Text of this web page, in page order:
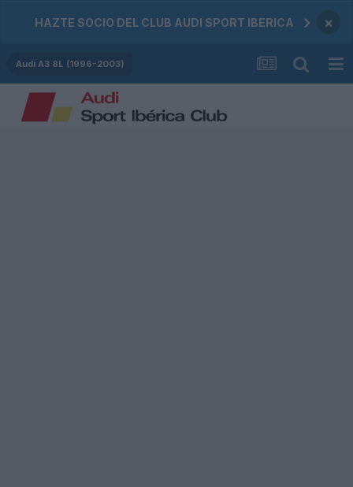
HAZTE SOCIO DEL CLUB AUDI SPORT IBERICA ×
Audi A3 8L (1996-2003)